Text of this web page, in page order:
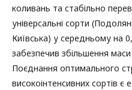
коливань та стабільно
універсальні сорти
Київська) у середньому на
забезпечив збільшення
Поєднання оптимального
високоінтенсивних сортів